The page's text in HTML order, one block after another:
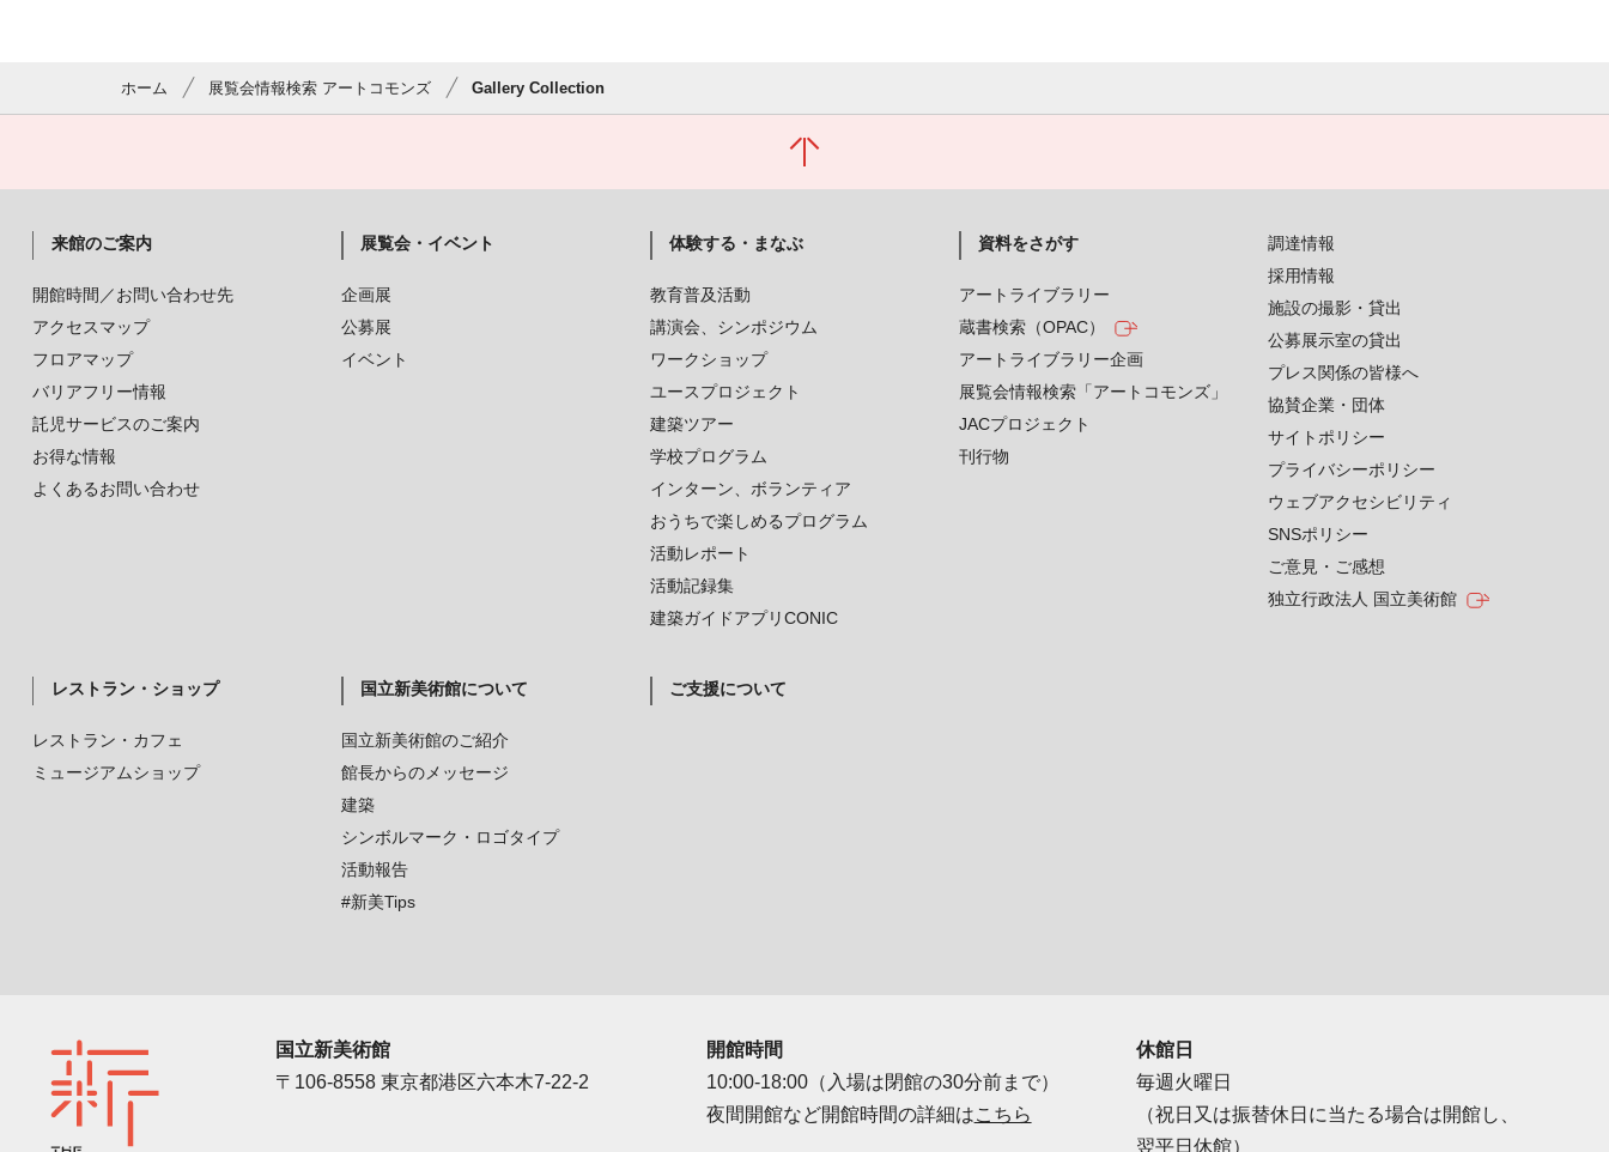
ホーム 展覧会情報検索 アートコモンズ Gallery Collection
来館のご案内
開館時間／お問い合わせ先
アクセスマップ
フロアマップ
バリアフリー情報
託児サービスのご案内
お得な情報
よくあるお問い合わせ
展覧会・イベント
企画展
公募展
イベント
体験する・まなぶ
教育普及活動
講演会、シンポジウム
ワークショップ
ユースプロジェクト
建築ツアー
学校プログラム
インターン、ボランティア
おうちで楽しめるプログラム
活動レポート
活動記録集
建築ガイドアプリCONIC
資料をさがす
アートライブラリー
蔵書検索（OPAC）
アートライブラリー企画
展覧会情報検索「アートコモンズ」
JACプロジェクト
刊行物
レストラン・ショップ
レストラン・カフェ
ミュージアムショップ
国立新美術館について
国立新美術館のご紹介
館長からのメッセージ
建築
シンボルマーク・ロゴタイプ
活動報告
#新美Tips
ご支援について
調達情報
採用情報
施設の撮影・貸出
公募展示室の貸出
プレス関係の皆様へ
協賛企業・団体
サイトポリシー
プライバシーポリシー
ウェブアクセシビリティ
SNSポリシー
ご意見・ご感想
独立行政法人 国立美術館
国立新美術館
〒106-8558 東京都港区六本木7-22-2
開館時間
10:00-18:00（入場は閉館の30分前まで）
夜間開館など開館時間の詳細はこちら
休館日
毎週火曜日
（祝日又は振替休日に当たる場合は開館し、
翌平日休館）